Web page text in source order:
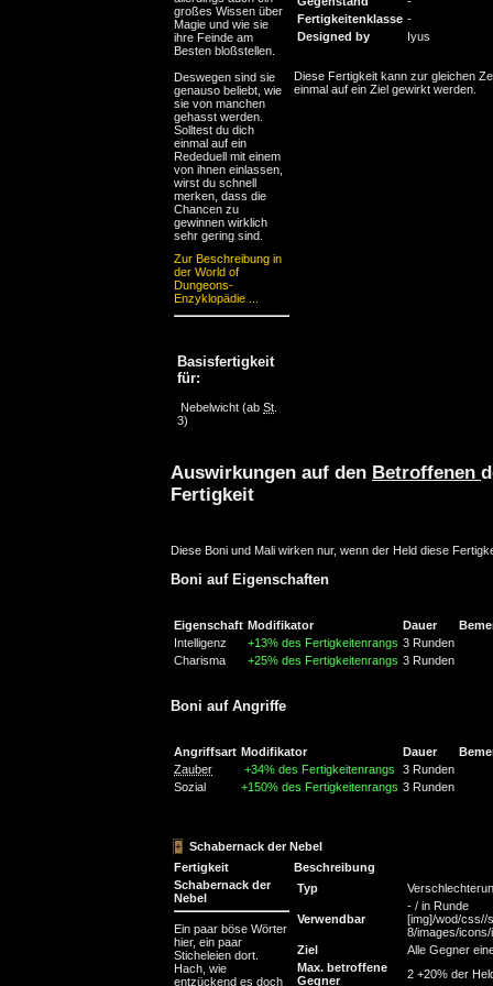
großes Wissen über
Magie und wie sie
ihre Feinde am
Besten bloßstellen.
Deswegen sind sie
genauso beliebt, wie
sie von manchen
gehasst werden.
Solltest du dich
einmal auf ein
Rededuell mit einem
von ihnen einlassen,
wirst du schnell
merken, dass die
Chancen zu
gewinnen wirklich
sehr gering sind.
Zur Beschreibung in
der World of
Dungeons-
Enzyklopädie ...
Basisfertigkeit
für:
Nebelwicht (ab St
3)
Fertigkeitenklasse -
Designed by
Iyus
Diese Fertigkeit kann zur gleichen
einmal auf ein Ziel gewirkt werden.
Auswirkungen auf den Betroffenen
Fertigkeit
Diese Boni und Mali wirken nur, wenn der Held diese
Boni auf Eigenschaften
Eigenschaft Modifikator Dauer
Intelligenz
+13% des Fertigkeitenrangs 3 Runden
Charisma
+25% des Fertigkeitenrangs 3 Runden
Boni auf Angriffe
Angriffsart Modifikator Dauer
Zauber
+34% des Fertigkeitenrangs
3 Runden
Sozial
+150% des Fertigkeitenrangs 3 Runden
Schabernack der Nebel
Fertigkeit
Beschreibung
Schabernack der
Nebel
Ein paar böse Wörter
hier, ein paar
Sticheleien dort.
Hach, wie
entzückend es doch
Typ
Verwendbar
- / in Runde
[img]/wod/css//
8/images/icons/
Ziel
Alle Gegner
Max. betroffene
Gegner
2 +20% der